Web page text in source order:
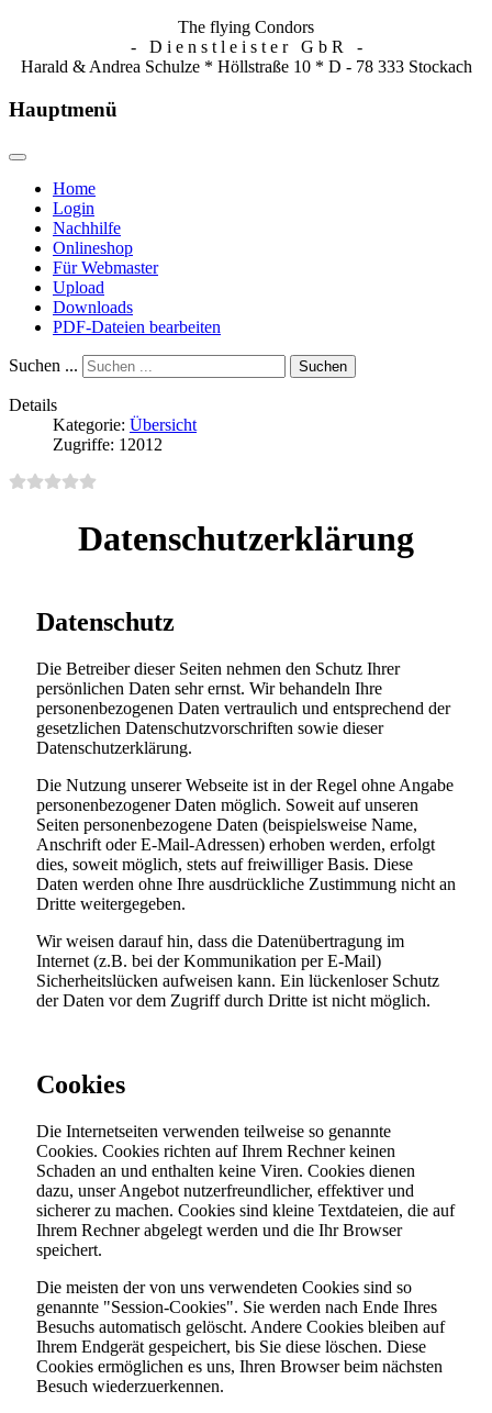
The flying Condors
- D i e n s t l e i s t e r G b R -
Harald & Andrea Schulze * Höllstraße 10 * D - 78 333 Stockach
Hauptmenü
Home
Login
Nachhilfe
Onlineshop
Für Webmaster
Upload
Downloads
PDF-Dateien bearbeiten
Suchen ... Suchen
Details
Kategorie: Übersicht
Zugriffe: 12012
Datenschutzerklärung
Datenschutz
Die Betreiber dieser Seiten nehmen den Schutz Ihrer
persönlichen Daten sehr ernst. Wir behandeln Ihre
personenbezogenen Daten vertraulich und entsprechend der
gesetzlichen Datenschutzvorschriften sowie dieser
Datenschutzerklärung.
Die Nutzung unserer Webseite ist in der Regel ohne Angabe
personenbezogener Daten möglich. Soweit auf unseren
Seiten personenbezogene Daten (beispielsweise Name,
Anschrift oder E-Mail-Adressen) erhoben werden, erfolgt
dies, soweit möglich, stets auf freiwilliger Basis. Diese
Daten werden ohne Ihre ausdrückliche Zustimmung nicht an
Dritte weitergegeben.
Wir weisen darauf hin, dass die Datenübertragung im
Internet (z.B. bei der Kommunikation per E-Mail)
Sicherheitslücken aufweisen kann. Ein lückenloser Schutz
der Daten vor dem Zugriff durch Dritte ist nicht möglich.
Cookies
Die Internetseiten verwenden teilweise so genannte
Cookies. Cookies richten auf Ihrem Rechner keinen
Schaden an und enthalten keine Viren. Cookies dienen
dazu, unser Angebot nutzerfreundlicher, effektiver und
sicherer zu machen. Cookies sind kleine Textdateien, die auf
Ihrem Rechner abgelegt werden und die Ihr Browser
speichert.
Die meisten der von uns verwendeten Cookies sind so
genannte "Session-Cookies". Sie werden nach Ende Ihres
Besuchs automatisch gelöscht. Andere Cookies bleiben auf
Ihrem Endgerät gespeichert, bis Sie diese löschen. Diese
Cookies ermöglichen es uns, Ihren Browser beim nächsten
Besuch wiederzuerkennen.